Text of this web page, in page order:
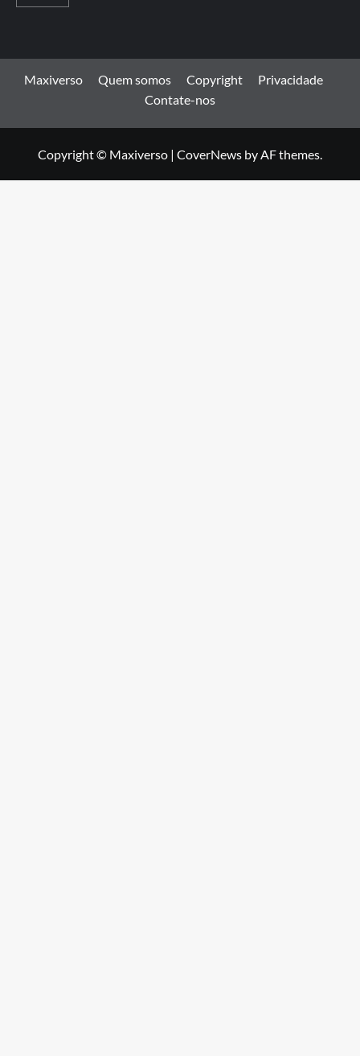
Maxiverso Quem somos Copyright
Privacidade
Contate-nos
Copyright © Maxiverso | CoverNews by AF themes.